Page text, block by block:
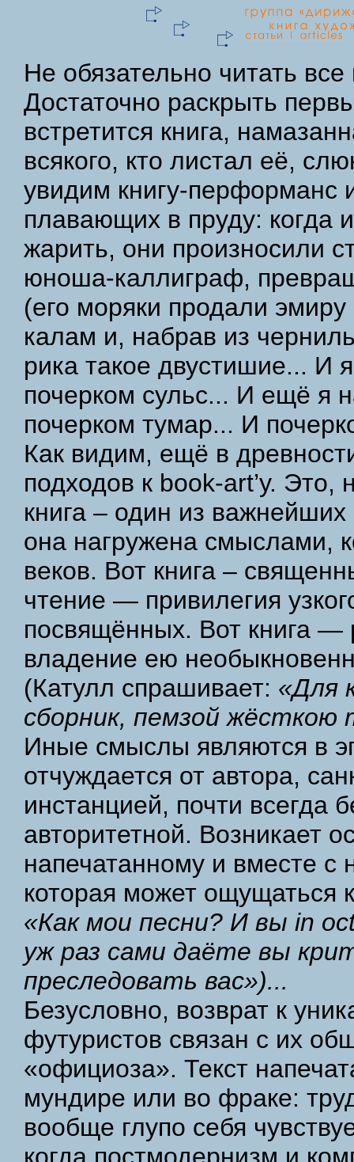
Не обязательно читать
Достаточно раскрыть
встретится книга,
всякого, кто листал её,
увидим книгу-перформанс
плавающих в пруду: когда
жарить, они произносили
юноша-каллиграф,
(его моряки продали
калам и, набрав из
рика такое двустишие... И
почерком сульс... И ещё я
почерком тумар... И
Как видим, ещё в
подходов к book-art’у. Это,
книга – один из
она нагружена смыслами,
веков. Вот книга –
чтение — привилегия
посвящённых. Вот книга —
владение ею
(Катулл спрашивает: «Для
сборник, пемзой
Иные смыслы являются в
отчуждается от автора,
инстанцией, почти всегда
авторитетной. Возникает
напечатанному и вместе с
которая может ощущаться
«Как мои песни? И вы in
уж раз сами даёте вы
преследовать вас»)...
Безусловно, возврат к
футуристов связан с их
«официоза». Текст
мундире или во фраке:
вообще глупо себя